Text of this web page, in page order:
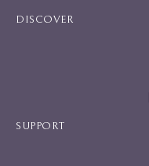
DISCOVER
SUPPORT